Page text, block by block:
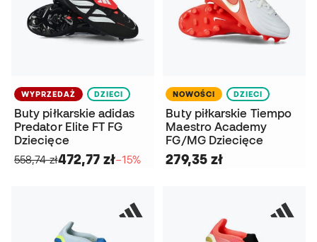
WYPRZEDAŻ DZIECI
Buty piłkarskie adidas
Predator Elite FT FG
Dziecięce
558,74 zł472,77 zł−15%
NOWOŚCI DZIECI
Buty piłkarskie Tiempo
Maestro Academy
FG/MG Dziecięce
279,35 zł